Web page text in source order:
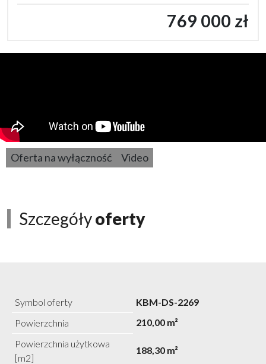
769 000 zł
Oferta na wyłączność Video
Szczegółyoferty
Symbol oferty
KBM-DS-2269
Powierzchnia
210,00 m²
Powierzchnia użytkowa
[m2]
188,30 m²